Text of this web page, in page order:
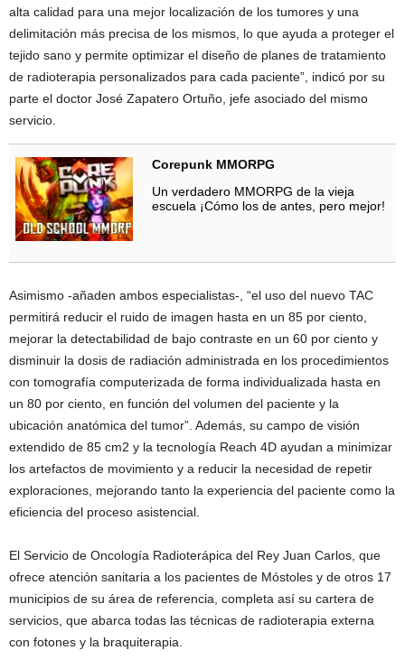
alta calidad para una mejor localización de los tumores y una
delimitación más precisa de los mismos, lo que ayuda a proteger el
tejido sano y permite optimizar el diseño de planes de tratamiento
de radioterapia personalizados para cada paciente”, indicó por su
parte el doctor José Zapatero Ortuño, jefe asociado del mismo
servicio.
Corepunk MMORPG
Un verdadero MMORPG de la vieja
escuela ¡Cómo los de antes, pero mejor!
Asimismo -añaden ambos especialistas-, “el uso del nuevo TAC
permitirá reducir el ruido de imagen hasta en un 85 por ciento,
mejorar la detectabilidad de bajo contraste en un 60 por ciento y
disminuir la dosis de radiación administrada en los procedimientos
con tomografía computerizada de forma individualizada hasta en
un 80 por ciento, en función del volumen del paciente y la
ubicación anatómica del tumor”. Además, su campo de visión
extendido de 85 cm2 y la tecnología Reach 4D ayudan a minimizar
los artefactos de movimiento y a reducir la necesidad de repetir
exploraciones, mejorando tanto la experiencia del paciente como la
eficiencia del proceso asistencial.
El Servicio de Oncología Radioterápica del Rey Juan Carlos, que
ofrece atención sanitaria a los pacientes de Móstoles y de otros 17
municipios de su área de referencia, completa así su cartera de
servicios, que abarca todas las técnicas de radioterapia externa
con fotones y la braquiterapia.